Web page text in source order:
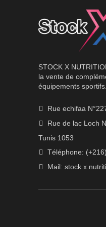
STOCK X
la vente de
équipements sportifs.
Rue echifaa
Rue de lac Loch
Tunis 1053
Téléphone:
Mail: